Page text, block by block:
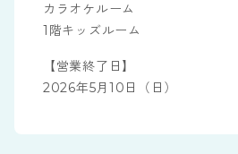
カラオケルーム
1階キッズルーム
【営業終了日】
2026年5月10日（日）